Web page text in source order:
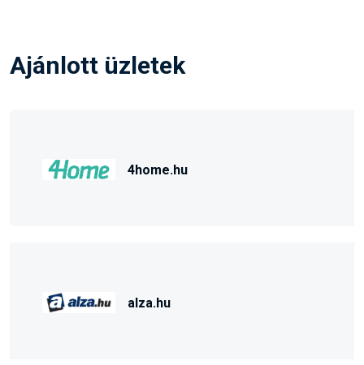
Ajánlott üzletek
4home.hu
alza.hu